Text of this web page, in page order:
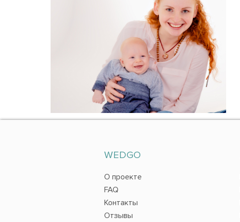
WEDGO
О проекте
FAQ
Контакты
Отзывы